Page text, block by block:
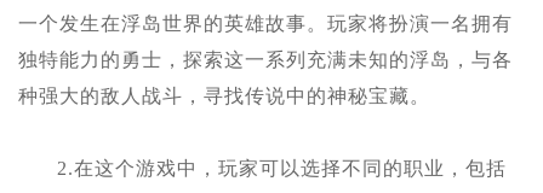
一个发生在浮岛世界的英雄故事。玩家将扮演一名拥有
独特能力的勇士，探索这一系列充满未知的浮岛，与各
种强大的敌人战斗，寻找传说中的神秘宝藏。
2.在这个游戏中，玩家可以选择不同的职业，包括